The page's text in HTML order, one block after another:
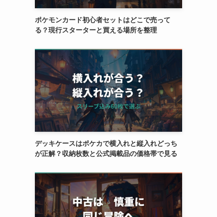
ポケモンカード初心者セットはどこで売って
る？現行スターターと買える場所を整理
デッキケースはポケカで横入れと縦入れどっち
が正解？収納枚数と公式掲載品の価格帯で見る